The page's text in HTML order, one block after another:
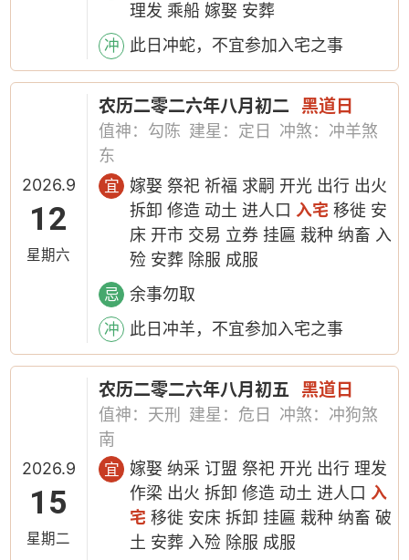
理发 乘船 嫁娶 安葬
冲 此日冲蛇，不宜参加入宅之事
2026.9
12
星期六
农历二零二六年八月初二 黑道日
值神：勾陈 建星：定日
冲煞：冲羊煞
东
宜
嫁娶 祭祀 祈福 求嗣 开光 出行 出火
拆卸 修造 动土 进人口 入宅 移徙 安
床 开市 交易 立券 挂匾 栽种 纳畜 入
殓 安葬 除服 成服
忌 余事勿取
冲 此日冲羊，不宜参加入宅之事
2026.9
15
星期二
农历二零二六年八月初五 黑道日
值神：天刑 建星：危日
冲煞：冲狗煞
南
宜
嫁娶 纳采 订盟 祭祀 开光 出行 理发
作梁 出火 拆卸 修造 动土 进人口入
宅 移徙 安床 拆卸 挂匾 栽种 纳畜 破
土 安葬 入殓 除服 成服